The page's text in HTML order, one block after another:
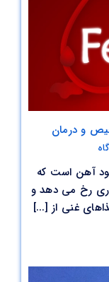
و درمان
آهن است که
رخ می دهد و
غنی از [...]